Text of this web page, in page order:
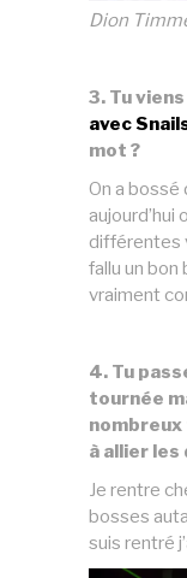
Dion
3. Tu
avec
mot ?
On a bossé
différentes
fallu un bon
vraiment
4. Tu
tournée
à allier les
Je rentre
bosses
suis rentré